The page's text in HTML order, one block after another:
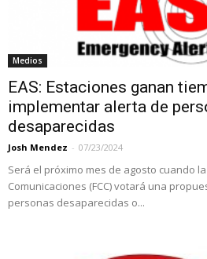
Medios
EAS: Estaciones ganan
implementar alerta de
desaparecidas
Josh Mendez - 07/23/2024
Será el próximo mes de agosto cuando
Comunicaciones (FCC) votará una
personas desaparecidas o...